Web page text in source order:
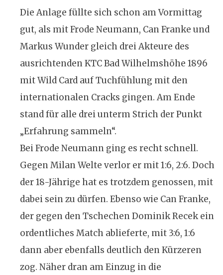
Die Anlage füllte sich schon am Vormittag
gut, als mit Frode Neumann, Can Franke und
Markus Wunder gleich drei Akteure des
ausrichtenden KTC Bad Wilhelmshöhe 1896
mit Wild Card auf Tuchfühlung mit den
internationalen Cracks gingen. Am Ende
stand für alle drei unterm Strich der Punkt
„Erfahrung sammeln“.
Bei Frode Neumann ging es recht schnell.
Gegen Milan Welte verlor er mit 1:6, 2:6. Doch
der 18-Jährige hat es trotzdem genossen, mit
dabei sein zu dürfen. Ebenso wie Can Franke,
der gegen den Tschechen Dominik Recek ein
ordentliches Match ablieferte, mit 3:6, 1:6
dann aber ebenfalls deutlich den Kürzeren
zog. Näher dran am Einzug in die